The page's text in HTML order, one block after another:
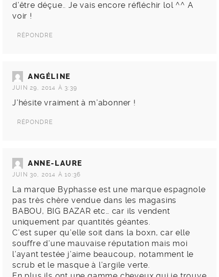
d’être déçue.. Je vais encore réfléchir lol ^^ A
voir !
RÉPONDRE
ANGÉLINE
JUIN 29, 2014 À 3:39
J’hésite vraiment à m’abonner !
RÉPONDRE
ANNE-LAURE
JUIN 30, 2014 À 10:36
La marque Byphasse est une marque espagnole
pas très chère vendue dans les magasins
BABOU, BIG BAZAR etc… car ils vendent
uniquement par quantités géantes.
C’est super qu’elle soit dans la boxn, car elle
souffre d’une mauvaise réputation mais moi
l’ayant testée j’aime beaucoup, notamment le
scrub et le masque à l’argile verte.